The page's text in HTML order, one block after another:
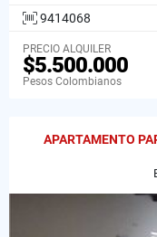
9414068
PRECIO ALQUILER
$5.500.000
Pesos Colombianos
APARTAMENTO